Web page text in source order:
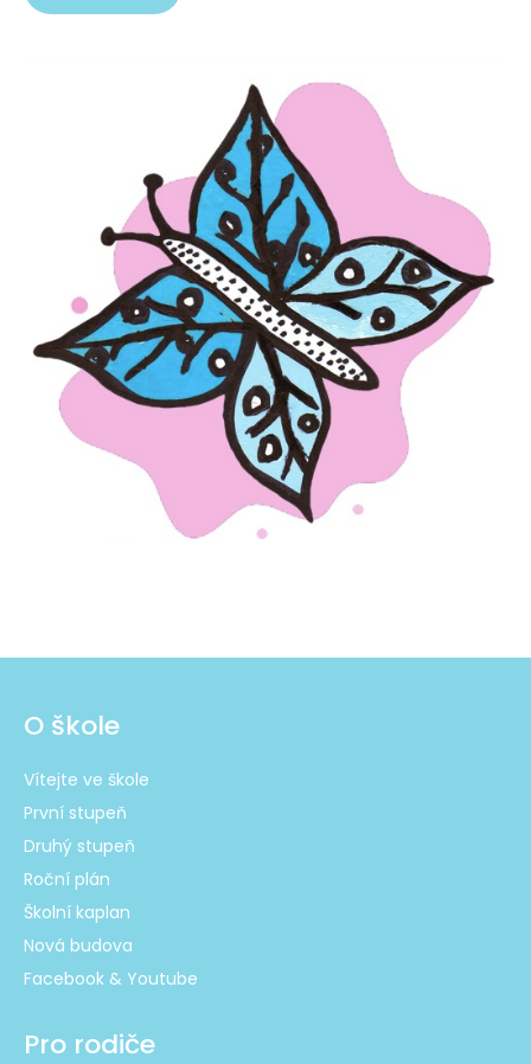
O škole
Vítejte ve škole
První stupeň
Druhý stupeň
Roční plán
Školní kaplan
Nová budova
Facebook & Youtube
Pro rodiče